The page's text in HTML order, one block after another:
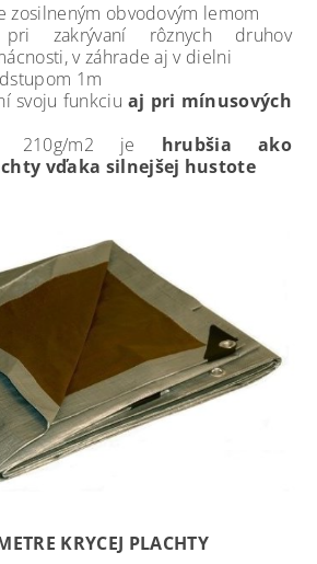
zosilneným obvodovým lemom
zakrývaní rôznych druhov
v záhrade aj v dielni
1m
svoju funkciuaj pri mínusových
210g/m2 je hrubšia ako
vďaka silnejšej hustote
KRYCEJ PLACHTY